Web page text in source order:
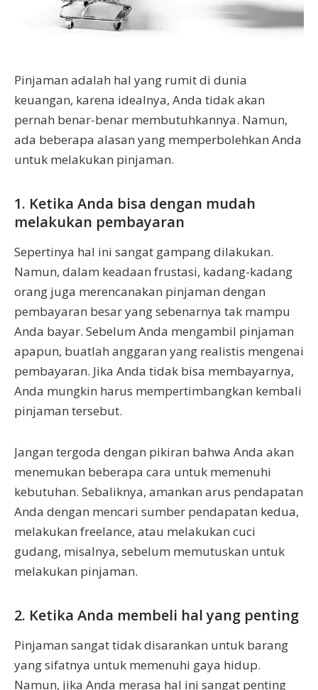
Pinjaman adalah hal yang rumit di dunia
keuangan, karena idealnya, Anda tidak akan
pernah benar-benar membutuhkannya. Namun,
ada beberapa alasan yang memperbolehkan Anda
untuk melakukan pinjaman.
1. Ketika Anda bisa dengan mudah
melakukan pembayaran
Sepertinya hal ini sangat gampang dilakukan.
Namun, dalam keadaan frustasi, kadang-kadang
orang juga merencanakan pinjaman dengan
pembayaran besar yang sebenarnya tak mampu
Anda bayar. Sebelum Anda mengambil pinjaman
apapun, buatlah anggaran yang realistis mengenai
pembayaran. Jika Anda tidak bisa membayarnya,
Anda mungkin harus mempertimbangkan kembali
pinjaman tersebut.
Jangan tergoda dengan pikiran bahwa Anda akan
menemukan beberapa cara untuk memenuhi
kebutuhan. Sebaliknya, amankan arus pendapatan
Anda dengan mencari sumber pendapatan kedua,
melakukan freelance, atau melakukan cuci
gudang, misalnya, sebelum memutuskan untuk
melakukan pinjaman.
2. Ketika Anda membeli hal yang penting
Pinjaman sangat tidak disarankan untuk barang
yang sifatnya untuk memenuhi gaya hidup.
Namun, jika Anda merasa hal ini sangat penting